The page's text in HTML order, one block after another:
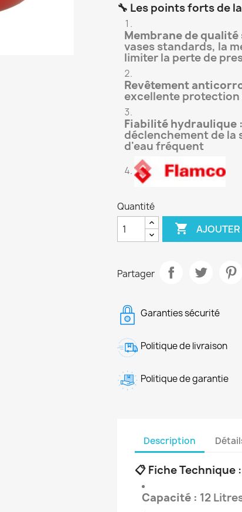
🔧 Les points forts de
Membrane de
vases standards, la
limiter la perte de
Revêtement
excellente
Fiabilité hydraulique :
déclenchement de la
d'eau fréquent
Quantité
 AJOUTER
Partager
Garanties sécurité
Politique de livraison
Politique de garantie
Description
📋 Fiche Technique
Capacité : 12